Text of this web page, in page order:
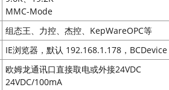
MMC-Mode
组态王、力控、杰控、KepWareOPC等
IE浏览器，默认 192.168.1.178，BCDevice
欧姆龙通讯口直接取电或外接24VDC
24VDC/100mA